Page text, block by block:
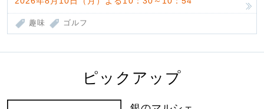
趣味 ゴルフ
ピックアップ